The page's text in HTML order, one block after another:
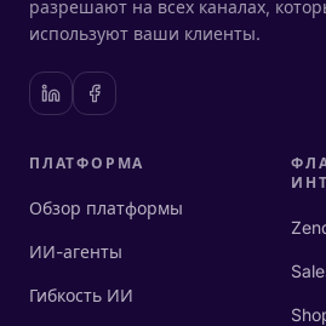
разрешают на всех каналах,
используют ваши клиенты.
ПЛАТФОРМА
Обзор платформы
ИИ-агенты
Гибкость ИИ